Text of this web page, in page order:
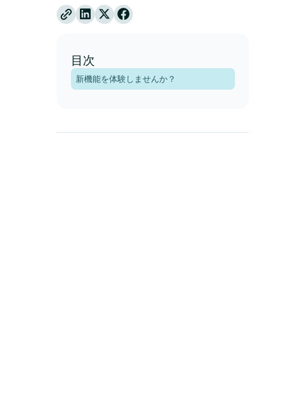
Linkedin
X Facebook
目次
新機能を体験しませんか？